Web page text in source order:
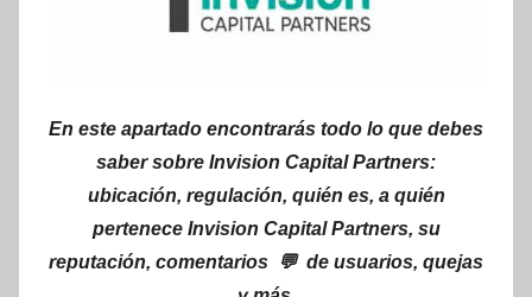
En este apartado encontrarás todo lo que debes
saber sobre Invision Capital Partners:
ubicación, regulación, quién es, a quién
pertenece Invision Capital Partners, su
reputación, comentarios 💬 de usuarios, quejas